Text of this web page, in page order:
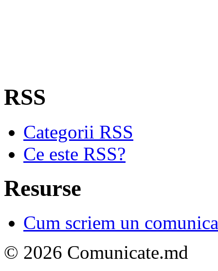
RSS
Categorii RSS
Ce este RSS?
Resurse
Cum scriem un
© 2026 Comunicate.md